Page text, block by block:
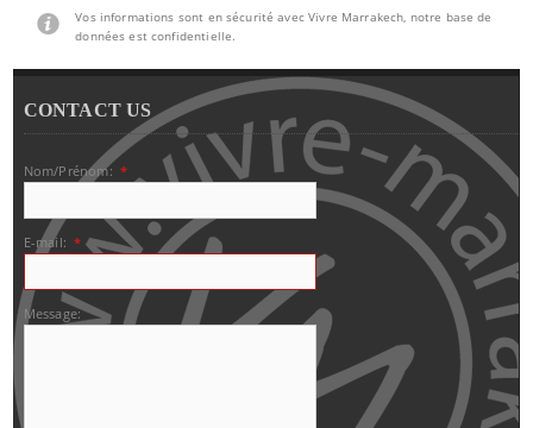
Vos informations sont en sécurité avec Vivre Marrakech, notre base de
données est confidentielle.
CONTACT US
Nom/Prénom: *
E-mail: *
Message: